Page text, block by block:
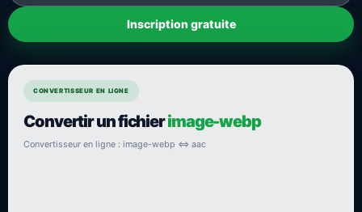
Inscription gratuite
CONVERTISSEUR EN LIGNE
Convertir un fichierimage-webp
Convertisseur en ligne : image-webp ⇔ aac